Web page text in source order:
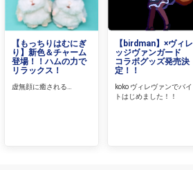
【もっちりはむにぎ
り】新色＆チャーム
登場！！ハムの力で
リラックス！
虚無顔に癒される…
【birdman】×ヴィレ
ッジヴァンガード
コラボグッズ発売決
定！！
koko ヴィレヴァンでバイ
トはじめました！！